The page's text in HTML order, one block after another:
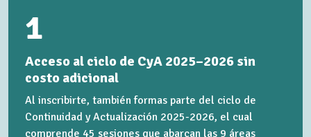
1
Acceso al ciclo de CyA 2025–2026 sin
costo adicional
Al inscribirte, también formas parte del ciclo de
Continuidad y Actualización 2025-2026, el cual
comprende 45 sesiones que abarcan las 9 áreas